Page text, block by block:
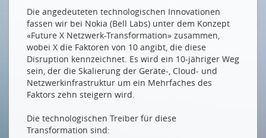
NEUE MITGLIEDER
Bureau Veritas Switzerland AG
EW Höfe AG
Helbling Technik Bern AG
Parametric GmbH
Drucken
Die angedeuteten technologischen Innovationen
fassen wir bei Nokia (Bell Labs) unter dem Konzept
«Future X Netzwerk-Transformation» zusammen,
wobei X die Faktoren von 10 angibt, die diese
Disruption kennzeichnet. Es wird ein 10-jähriger Weg
sein, der die Skalierung der Geräte-, Cloud- und
Netzwerkinfrastruktur um ein Mehrfaches des
Faktors zehn steigern wird.
Die technologischen Treiber für diese
Transformation sind: